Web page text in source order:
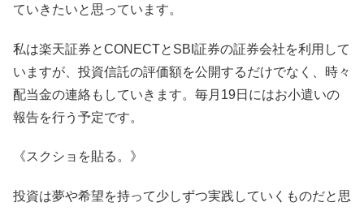
ていきたいと思っています。
私は楽天証券とCONECTとSBI証券の証券会社を利用して
いますが、投資信託の評価額を公開するだけでなく、時々
配当金の連絡もしていきます。毎月19日にはお小遣いの
報告を行う予定です。
《スクショを貼る。》
投資は夢や希望を持って少しずつ実践していくものだと思